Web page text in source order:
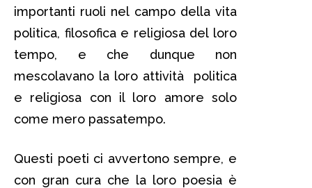
importanti ruoli nel campo della vita
politica, filosofica e religiosa del loro
tempo, e che dunque non
mescolavano la loro attività politica
e religiosa con il loro amore solo
come mero passatempo.
Questi poeti ci avvertono sempre, e
con gran cura che la loro poesia è